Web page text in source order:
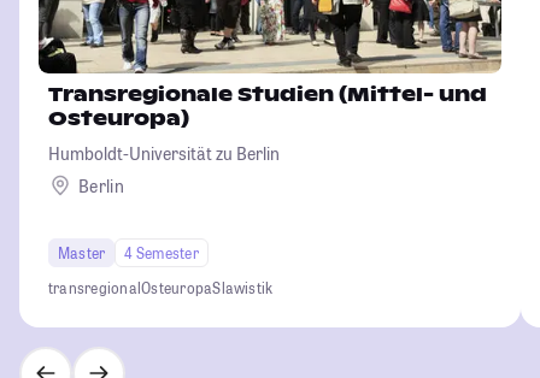
Transregionale Studien (Mittel- und
Osteuropa)
Humboldt-Universität zu Berlin
Berlin
Master
4 Semester
transregionalOsteuropaSlawistik